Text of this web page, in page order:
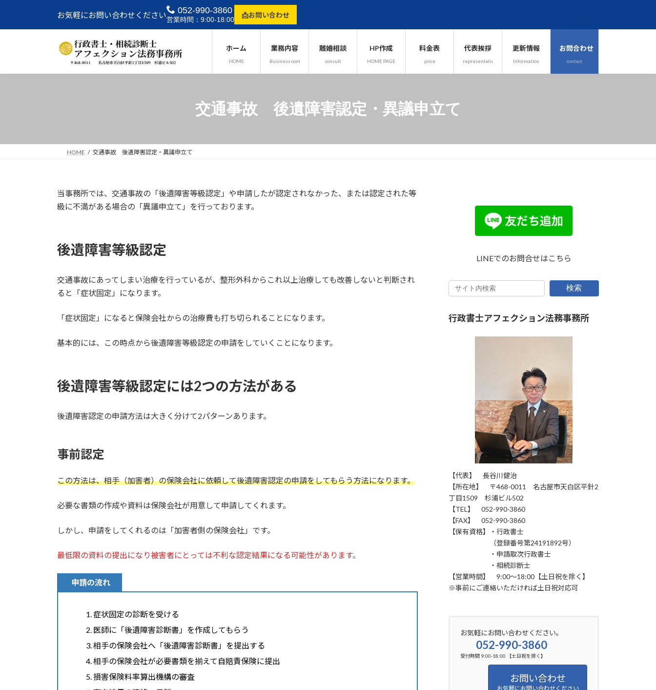
テ
ス
ゲ
ン
お気軽にお問い合わせください 052-990-3860
営業時間：9:00-18:00
📩お問い合わせ
ホーム
HOME
業務内容
Business content
離婚相談
consult
HP作成
HOME PAGE
料金表
price
代表挨拶
representative
更新情報
Information
お問合わせ
contact
交通事故 後遺障害認定・異議申立て
HOME 交通事故 後遺障害認定・異議申立て
当事務所では、交通事故の「後遺障害等級認定」や申請したが認定されなかった、または認定された等
級に不満がある場合の「異議申立て」を行っております。
後遺障害等級認定
交通事故にあってしまい治療を行っているが、整形外科からこれ以上治療しても改善しないと判断され
ると「症状固定」になります。
「症状固定」になると保険会社からの治療費も打ち切られることになります。
基本的には、この時点から後遺障害等級認定の申請をしていくことになります。
後遺障害等級認定には2つの方法がある
後遺障害認定の申請方法は大きく分けて2パターンあります。
事前認定
この方法は、相手（加害者）の保険会社に依頼して後遺障害認定の申請をしてもらう方法になります。
必要な書類の作成や資料は保険会社が用意して申請してくれます。
しかし、申請をしてくれるのは「加害者側の保険会社」です。
最低限の資料の提出になり被害者にとっては不利な認定結果になる可能性があります。
申請の流れ
症状固定の診断を受ける
医師に「後遺障害診断書」を作成してもらう
相手の保険会社へ「後遺障害診断書」を提出する
相手の保険会社が必要書類を揃えて自賠責保険に提出
損害保険料率算出機構の審査
LINEでのお問合せはこちら
検索
行政書士アフェクション法務事務所
【代表】 長谷川健治
【所在地】 〒468-0011 名古屋市天白区平針2
丁目1509 杉浦ビル502
【TEL】 052-990-3860
【FAX】 052-990-3860
【保有資格】・行政書士
（登録番号第24191892号）
・申請取次行政書士
・相続診断士
【営業時間】 9:00～18:00【土日祝を除く】
※事前にご連絡いただければ土日祝対応可
お気軽にお問い合わせください。
052-990-3860
受付時間 9:00-18:00 【土日祝を除く】
お問い合わせ
お気軽にお問い合わせください